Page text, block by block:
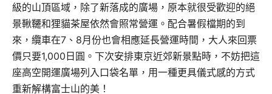
級的山頂區域，除了新落成的廣場，原本就很受歡迎的絕
景鞦韆和狸貓茶屋依然會照常營運。配合暑假檔期的到
來，纜車在7、8月份也會相應延長營運時間，大人來回票
價只要1,000日圓。下次安排東京近郊新景點時，不妨把這
座高空開運廣場列入口袋名單，用一種更具儀式感的方式
重新解構富士山的美！